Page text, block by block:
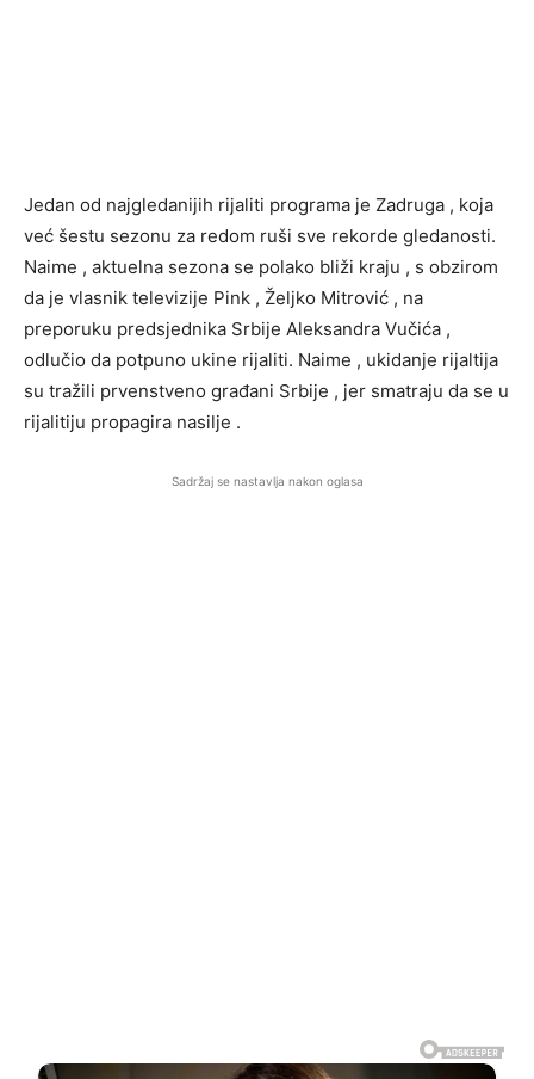
Jedan od najgledanijih rijaliti programa je Zadruga , koja
već šestu sezonu za redom ruši sve rekorde gledanosti.
Naime , aktuelna sezona se polako bliži kraju , s obzirom
da je vlasnik televizije Pink , Željko Mitrović , na
preporuku predsjednika Srbije Aleksandra Vučića ,
odlučio da potpuno ukine rijaliti. Naime , ukidanje rijaltija
su tražili prvenstveno građani Srbije , jer smatraju da se u
rijalitiju propagira nasilje .
Sadržaj se nastavlja nakon oglasa